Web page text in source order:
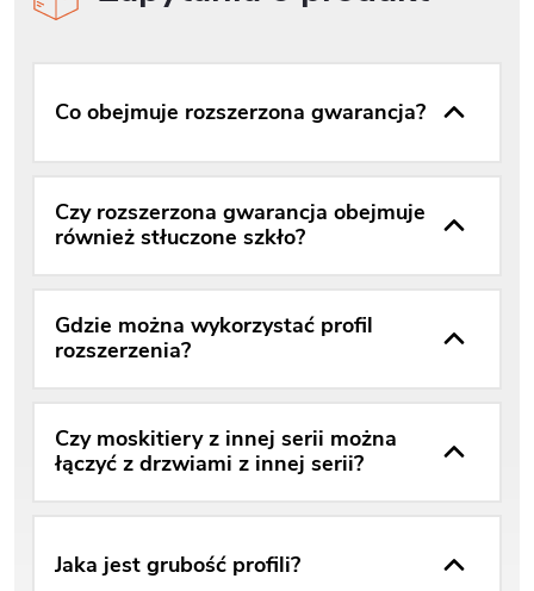
Co obejmuje rozszerzona gwarancja?
Czy rozszerzona gwarancja obejmuje
również stłuczone szkło?
Gdzie można wykorzystać profil
rozszerzenia?
Czy moskitiery z innej serii można
łączyć z drzwiami z innej serii?
Jaka jest grubość profili?